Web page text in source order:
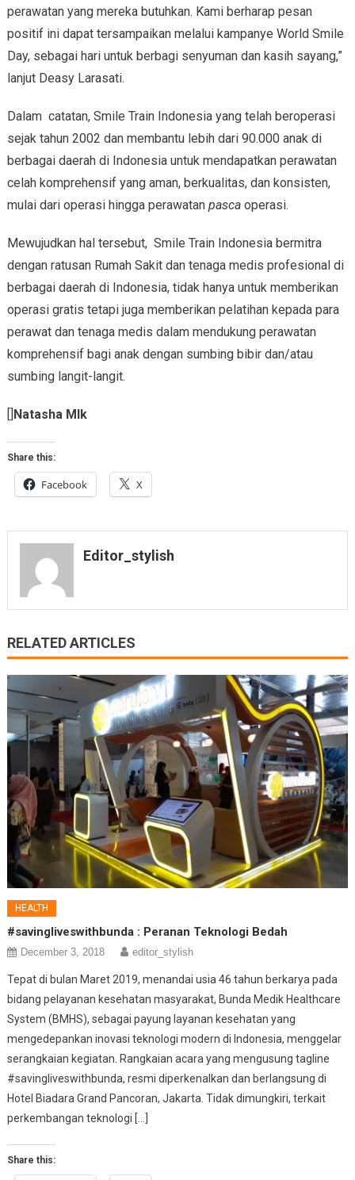
perawatan yang mereka butuhkan. Kami berharap pesan
positif ini dapat tersampaikan melalui kampanye World Smile
Day, sebagai hari untuk berbagi senyuman dan kasih sayang,”
lanjut Deasy Larasati.
Dalam catatan, Smile Train Indonesia yang telah beroperasi
sejak tahun 2002 dan membantu lebih dari 90.000 anak di
berbagai daerah di Indonesia untuk mendapatkan perawatan
celah komprehensif yang aman, berkualitas, dan konsisten,
mulai dari operasi hingga perawatan pascaoperasi.
Mewujudkan hal tersebut, Smile Train Indonesia bermitra
dengan ratusan Rumah Sakit dan tenaga medis profesional di
berbagai daerah di Indonesia, tidak hanya untuk memberikan
operasi gratis tetapi juga memberikan pelatihan kepada para
perawat dan tenaga medis dalam mendukung perawatan
komprehensif bagi anak dengan sumbing bibir dan/atau
sumbing langit-langit.
Natasha Mlk
Share this:
Facebook X
Editor_stylish
RELATED ARTICLES
HEALTH
#savingliveswithbunda : Peranan Teknologi Bedah
December 3, 2018 editor_stylish
Tepat di bulan Maret 2019, menandai usia 46 tahun berkarya pada
bidang pelayanan kesehatan masyarakat, Bunda Medik Healthcare
System (BMHS), sebagai payung layanan kesehatan yang
mengedepankan inovasi teknologi modern di Indonesia, menggelar
serangkaian kegiatan. Rangkaian acara yang mengusung tagline
#savingliveswithbunda, resmi diperkenalkan dan berlangsung di
Hotel Biadara Grand Pancoran, Jakarta. Tidak dimungkiri, terkait
perkembangan teknologi […]
Share this: